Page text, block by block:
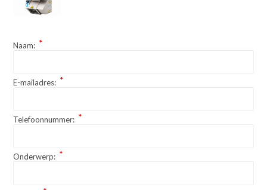
Naam: *
E-mailadres: *
Telefoonnummer: *
Onderwerp: *